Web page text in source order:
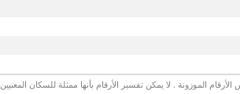
الموزونة . لا يمكن تفسير الأرقام بأنها ممثلة للسكان المعنيين